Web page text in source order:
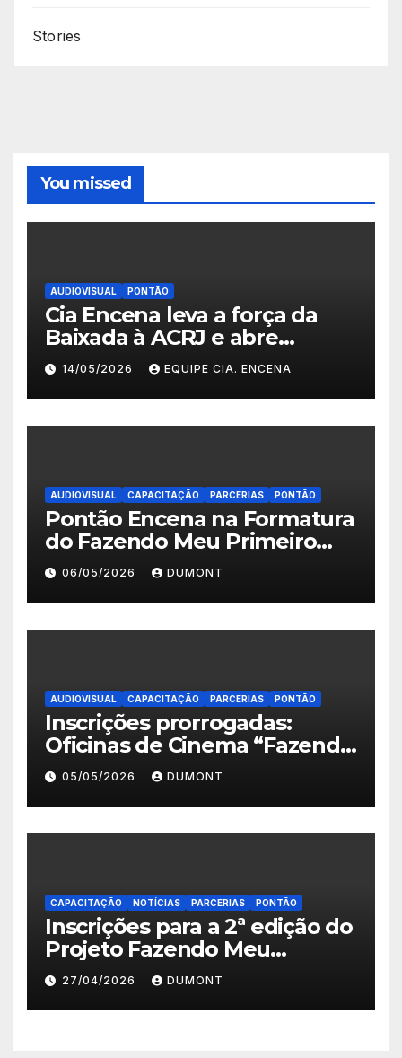
Stories
You missed
AUDIOVISUAL PONTÃO
Cia Encena leva a força da
Baixada à ACRJ e abre
inscrições para a 2ª turma do
Fazendo Meu Primeiro Filme”
em Nova Iguaçu
14/05/2026 EQUIPE CIA. ENCENA
AUDIOVISUAL CAPACITAÇÃO PARCERIAS PONTÃO
Pontão Encena na Formatura
do Fazendo Meu Primeiro
Filme no Degase Belford
Roxo e reforça as inscrições
abertas em Nova Iguaçu
06/05/2026 DUMONT
AUDIOVISUAL CAPACITAÇÃO PARCERIAS PONTÃO
Inscrições prorrogadas:
Oficinas de Cinema “Fazendo
Meu Primeiro Filme” em
Nova Iguaçu seguem abertas
até 11 de maio
05/05/2026 DUMONT
CAPACITAÇÃO NOTÍCIAS PARCERIAS PONTÃO
Inscrições para a 2ª edição do
Projeto Fazendo Meu
Primeiro Filme em Nova
Iguaçu
27/04/2026 DUMONT